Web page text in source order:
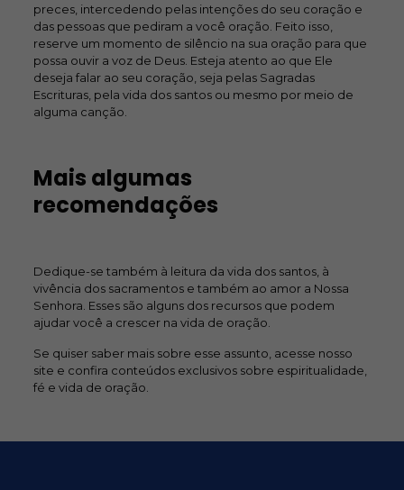
preces, intercedendo pelas intenções do seu coração e
das pessoas que pediram a você oração. Feito isso,
reserve um momento de silêncio na sua oração para que
possa ouvir a voz de Deus. Esteja atento ao que Ele
deseja falar ao seu coração, seja pelas Sagradas
Escrituras, pela vida dos santos ou mesmo por meio de
alguma canção.
Mais algumas
recomendações
Dedique-se também à leitura da vida dos santos, à
vivência dos sacramentos e também ao amor a Nossa
Senhora. Esses são alguns dos recursos que podem
ajudar você a crescer na vida de oração.
Se quiser saber mais sobre esse assunto, acesse nosso
site e confira conteúdos exclusivos sobre espiritualidade,
fé e vida de oração.